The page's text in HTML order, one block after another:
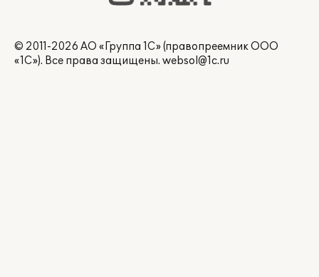
© 2011-2026 АО «Группа 1С» (правопреемник ООО
«1С»). Все права защищены. websol@1c.ru